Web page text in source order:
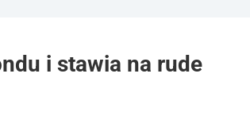
i stawia na rude